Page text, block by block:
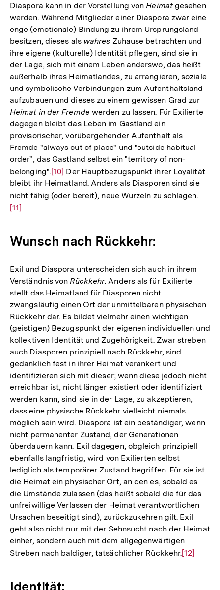
Diaspora kann in der Vorstellung von Heimatgesehen
werden. Während Mitglieder einer Diaspora zwar eine
enge (emotionale) Bindung zu ihrem Ursprungsland
besitzen, dieses als wahres Zuhause betrachten und
ihre eigene (kulturelle) Identität pflegen, sind sie in
der Lage, sich mit einem Leben anderswo, das heißt
außerhalb ihres Heimatlandes, zu arrangieren, soziale
und symbolische Verbindungen zum Aufenthaltsland
aufzubauen und dieses zu einem gewissen Grad zur
Heimat in der Fremde werden zu lassen. Für Exilierte
dagegen bleibt das Leben im Gastland ein
provisorischer, vorübergehender Aufenthalt als
Fremde "always out of place" und "outside habitual
order", das Gastland selbst ein "territory of non-
belonging".Zur
Auflösung
der
[10] Der Hauptbezugspunkt ihrer Loyalität
bleibt ihr Heimatland. Anders als Diasporen sind sie
nicht fähig (oder bereit), neue Wurzeln zu schlagen.
[11]
Wunsch nach Rückkehr:
Exil und Diaspora unterscheiden sich auch in ihrem
Verständnis von Rückkehr. Anders als für Exilierte
stellt das Heimatland für Diasporen nicht
zwangsläufig einen Ort der unmittelbaren physischen
Rückkehr dar. Es bildet vielmehr einen wichtigen
(geistigen) Bezugspunkt der eigenen individuellen und
kollektiven Identität und Zugehörigkeit. Zwar streben
auch Diasporen prinzipiell nach Rückkehr, sind
gedanklich fest in ihrer Heimat verankert und
identifizieren sich mit dieser; wenn diese jedoch nicht
erreichbar ist, nicht länger existiert oder identifiziert
werden kann, sind sie in der Lage, zu akzeptieren,
dass eine physische Rückkehr vielleicht niemals
möglich sein wird. Diaspora ist ein beständiger, wenn
nicht permanenter Zustand, der Generationen
überdauern kann. Exil dagegen, obgleich prinzipiell
ebenfalls langfristig, wird von Exilierten selbst
lediglich als temporärer Zustand begriffen. Für sie ist
die Heimat ein physischer Ort, an den es, sobald es
die Umstände zulassen (das heißt sobald die für das
unfreiwillige Verlassen der Heimat verantwortlichen
Ursachen beseitigt sind), zurückzukehren gilt. Exil
geht also nicht nur mit der Sehnsucht nach der Heimat
einher, sondern auch mit dem allgegenwärtigen
Streben nach baldiger, tatsächlicher Rückkehr.Zur
[12]
Identität: